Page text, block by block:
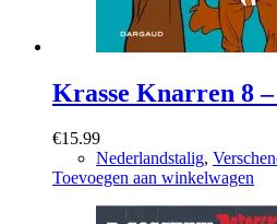
Krasse Knarren 8
€15.99
Nederlandstalig,
Toevoegen aan winkelwagen